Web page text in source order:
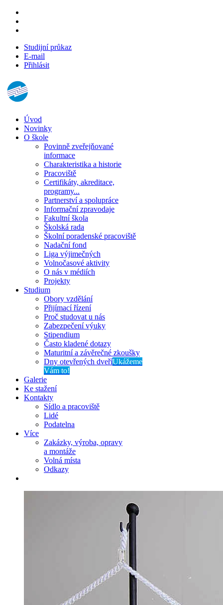
Studijní průkaz
E-mail
Přihlásit
Úvod
Novinky
O škole
Povinně zveřejňované
informace
Charakteristika a historie
Pracoviště
Certifikáty, akreditace,
programy...
Partnerství a spolupráce
Informační zpravodaje
Fakultní škola
Školská rada
Školní poradenské pracoviště
Nadační fond
Liga výjimečných
Volnočasové aktivity
O nás v médiích
Projekty
Studium
Obory vzdělání
Přijímací řízení
Proč studovat u nás
Zabezpečení výuky
Stipendium
Často kladené dotazy
Maturitní a závěrečné zkoušky
Dny otevřených dveříUkážeme
Vám to!
Galerie
Ke stažení
Kontakty
Sídlo a pracoviště
Lidé
Podatelna
Více
Zakázky, výroba, opravy
a montáže
Volná místa
Odkazy